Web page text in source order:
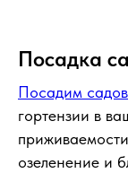
Посадка
Посадим
гортензии в
озеленение и